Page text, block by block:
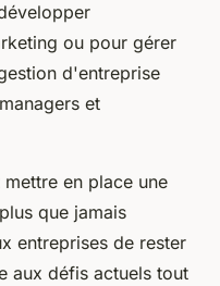
ou pour gérer
d'entreprise
et
en place une
que jamais
entreprises de rester
aux défis actuels tout